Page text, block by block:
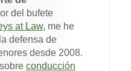
del bufete
at Law, me he
defensa de
desde 2008.
conducción